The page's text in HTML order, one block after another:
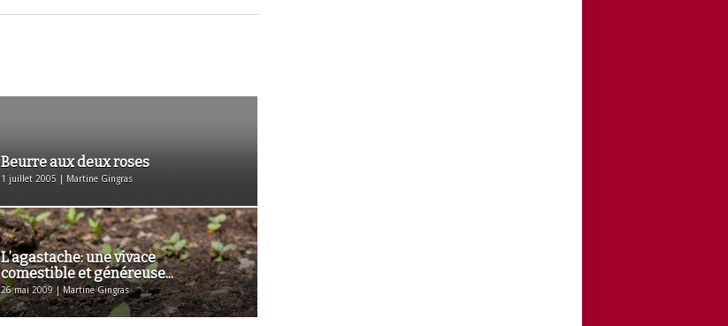
Beurre aux deux roses
1 juillet 2005 | Martine Gingras
L’agastache: une vivace
comestible et généreuse...
26 mai 2009 | Martine Gingras